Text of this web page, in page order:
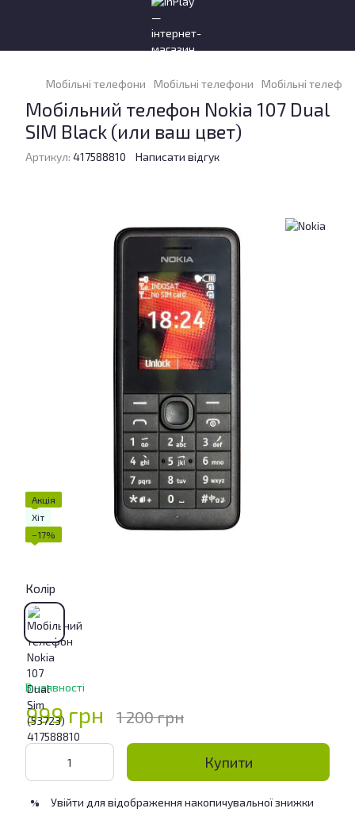
Мобільні телефони Мобільні телефони Мобільні
Мобільний телефон Nokia 107 Dual
SIM Black (или ваш цвет)
Артикул: 417588810 Написати відгук
Акція
Хіт
−17%
Колір
В наявності
999 грн 1 200 грн
Купити
% Увійти для відображення накопичувальної знижки